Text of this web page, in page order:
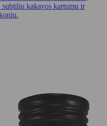
subtiliu kakavos kartumu ir